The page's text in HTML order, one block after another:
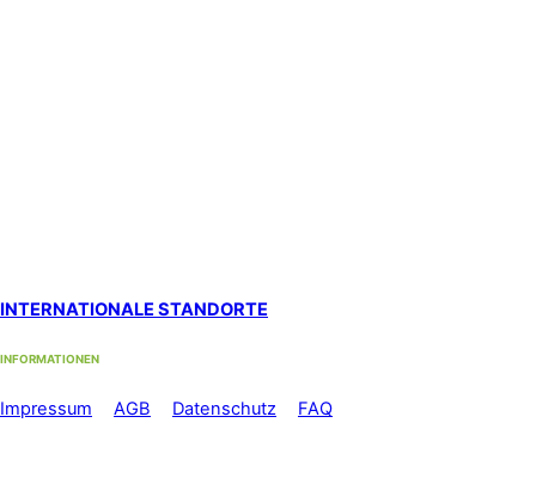
INTERNATIONALE STANDORTE
INFORMATIONEN
Impressum AGB Datenschutz FAQ